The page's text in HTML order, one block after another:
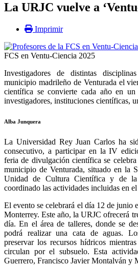
La URJC vuelve a
Imprimir
FCS en Ventu-Ciencia 2025
Investigadores de distintas
municipio madrileño de Venturada el
científica se convierte cada año en
investigadores, instituciones científicas,
Alba Junquera
La Universidad Rey Juan Carlos ha
consecutivo, a participar en la IV
feria de divulgación científica se
municipio de Venturada, situado en la
Unidad de Cultura Científica y de
coordinado las actividades incluidas en el
El evento se celebrará el día 12 de junio
Monterrey. Este año, la URJC ofrecerá
día. En el área de talleres, donde se
podrá realizar una cata de aguas.
preservar los recursos hídricos
circulan por el subsuelo. Esta
Guerrero, Francisco Javier Montalván y